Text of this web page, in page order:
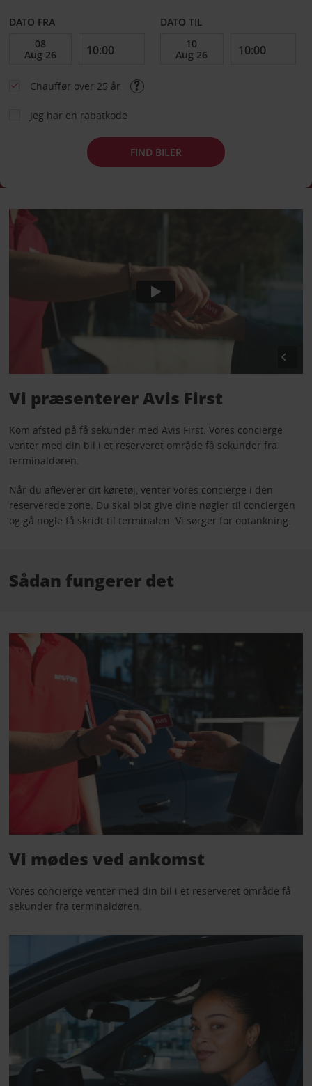
DATO FRA DATO TIL
Chauffør over 25 år
Jeg har en rabatkode
FIND BILER
Vi præsenterer Avis First
Kom afsted på få sekunder med Avis First. Vores concierge
venter med din bil i et reserveret område få sekunder fra
terminaldøren.
Når du afleverer dit køretøj, venter vores concierge i den
reserverede zone. Du skal blot give dine nøgler til conciergen
og gå nogle få skridt til terminalen. Vi sørger for optankning.
Sådan fungerer det
Vi mødes ved ankomst
Vores concierge venter med din bil i et reserveret område få
sekunder fra terminaldøren.